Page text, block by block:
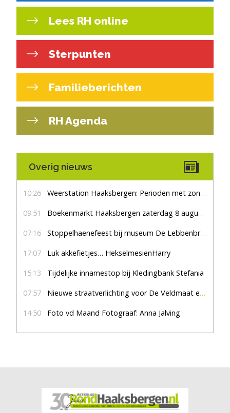
Lees RH online
Sterpunten
Familieberichten
RH Agenda
Overig nieuws
10:26 Weerstation Haaksbergen: Perioden met zon en droog
09:51 Boekenmarkt Haaksbergen zaterdag 8 augustus, marktplein Haaksbergen
07:16 Stoppelhaenefeest bij museum De Lebbenbrugge
17:07 Luk akkefietjes… HekselmesienHarry
15:13 Tijdelijke innamestop bij Kledingbank Stefania
07:57 Nieuwe straatverlichting voor De Veldmaat en De Pas
14:50 Foto vd Maand Fotograaf: Anna Jalving